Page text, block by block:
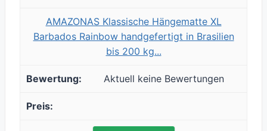
AMAZONAS Klassische Hängematte XL
Barbados Rainbow handgefertigt in Brasilien
bis 200 kg...
Aktuell keine Bewertungen